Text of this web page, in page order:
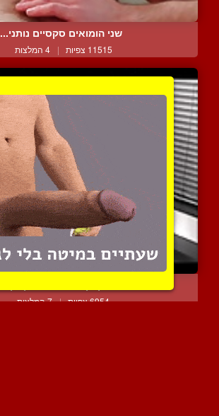
שני הומואים סקסיים נותני...
11515 צפיות | 4 המלצות
6954 צפיות | 7 המלצות